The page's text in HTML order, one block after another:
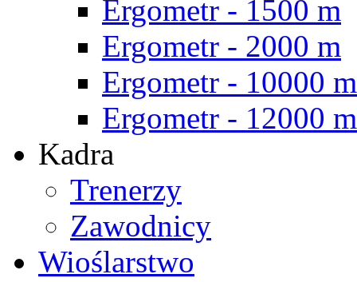
Ergometr - 1500 m
Ergometr - 2000 m
Ergometr - 10000 m
Ergometr - 12000 m
Kadra
Trenerzy
Zawodnicy
Wioślarstwo